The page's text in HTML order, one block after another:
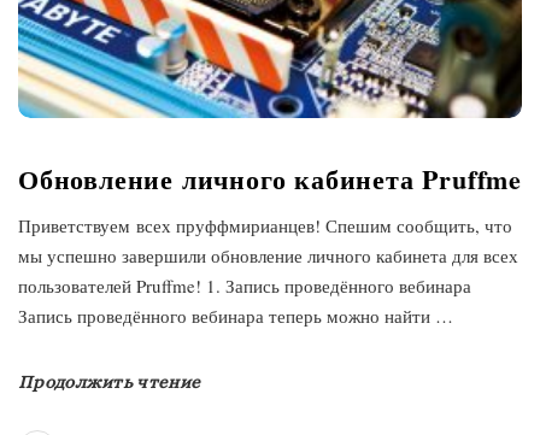
Обновление личного кабинета Pruffme
Приветствуем всех пруффмирианцев! Спешим сообщить, что
мы успешно завершили обновление личного кабинета для всех
пользователей Pruffme! 1. Запись проведённого вебинара
Запись проведённого вебинара теперь можно найти …
Продолжить чтение